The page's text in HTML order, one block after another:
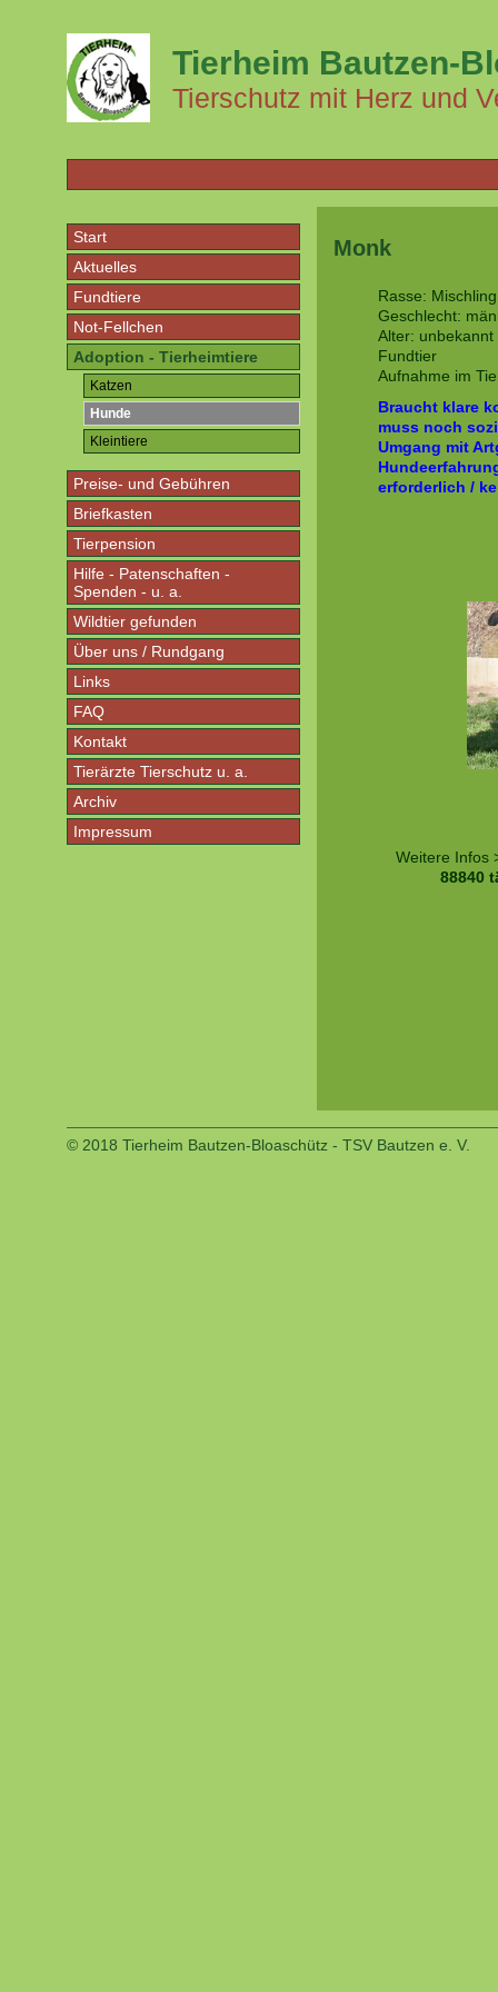
Tierheim Bautzen-
Tierschutz mit Herz und
Start
Aktuelles
Fundtiere
Not-Fellchen
Adoption - Tierheimtiere
Katzen
Hunde
Kleintiere
Preise- und Gebühren
Briefkasten
Tierpension
Hilfe - Patenschaften -
Spenden - u. a.
Wildtier gefunden
Über uns / Rundgang
Links
FAQ
Kontakt
Tierärzte Tierschutz u. a.
Archiv
Impressum
Monk
Rasse: Mischling
Geschlecht:
Alter: unbekannt
Fundtier
Aufnahme im
Braucht klare
muss noch
Umgang mit
erforderlich /
Weitere Infos
88840
© 2018 Tierheim Bautzen-Bloaschütz - TSV Bautzen e. V.